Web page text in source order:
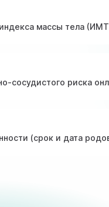
массы тела
сосудистого риска
(срок и дата